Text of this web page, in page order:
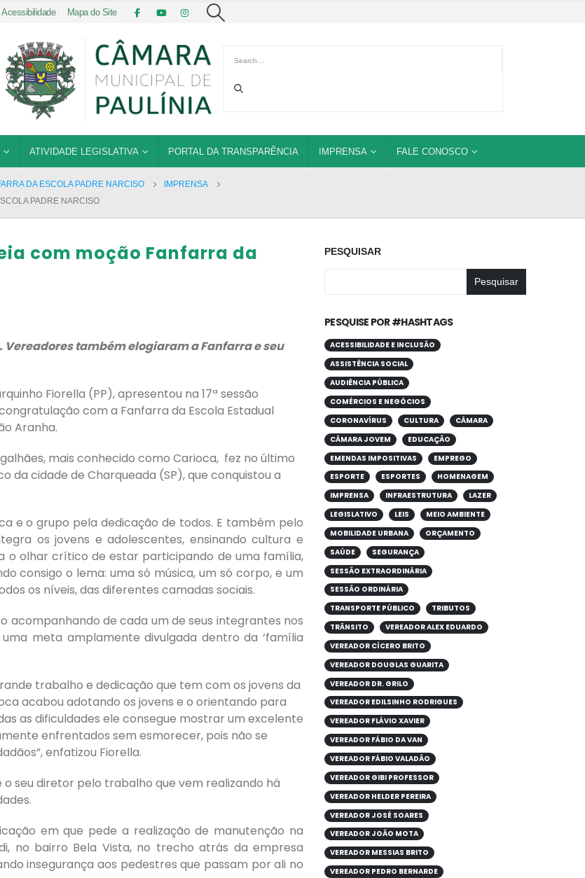
Acessibilidade| Mapa do Site
ATIVIDADE LEGISLATIVA PORTAL DA TRANSPARÊNCIA IMPRENSA FALE CONOSCO
DA ESCOLA PADRE NARCISO
IMPRENSA
PADRE NARCISO
com moção Fanfarra da
também elogiaram a Fanfarra e seu
Fiorella (PP), apresentou na 17ª sessão
com a Fanfarra da Escola Estadual
Aranha.
mais conhecido como Carioca, fez no último
da cidade de Charqueada (SP), que conquistou a
e o grupo pela dedicação de todos. E também pelo
os jovens e adolescentes, ensinando cultura e
o olhar crítico de estar participando de uma família,
consigo o lema: uma só música, um só corpo, e um
os níveis, das diferentes camadas sociais.
acompanhando de cada um de seus integrantes nos
meta amplamente divulgada dentro da ‘família
trabalho e dedicação que tem com os jovens da
acabou adotando os jovens e o orientando para
as dificuldades ele consegue mostrar um excelente
enfrentados sem esmorecer, pois não se
enfatizou Fiorella.
seu diretor pelo trabalho que vem realizando há
em que pede a realização de manutenção na
no bairro Bela Vista, no trecho atrás da empresa
insegurança aos pedestres que passam por ali no
PESQUISAR
Pesquisar
PESQUISE POR #HASHTAGS
ACESSIBILIDADE E INCLUSÃO
ASSISTÊNCIA SOCIAL
AUDIÊNCIA PÚBLICA
COMÉRCIOS E NEGÓCIOS
CORONAVÍRUS
CULTURA
CÂMARA
CÂMARA JOVEM
EDUCAÇÃO
EMENDAS IMPOSITIVAS
EMPREGO
ESPORTE
ESPORTES
HOMENAGEM
IMPRENSA
INFRAESTRUTURA
LAZER
LEGISLATIVO
LEIS
MEIO AMBIENTE
MOBILIDADE URBANA
ORÇAMENTO
SAÚDE
SEGURANÇA
SESSÃO EXTRAORDINÁRIA
SESSÃO ORDINÁRIA
TRANSPORTE PÚBLICO
TRIBUTOS
TRÂNSITO
VEREADOR ALEX EDUARDO
VEREADOR CÍCERO BRITO
VEREADOR DOUGLAS GUARITA
VEREADOR DR. GRILO
VEREADOR EDILSINHO RODRIGUES
VEREADOR FLÁVIO XAVIER
VEREADOR FÁBIO DA VAN
VEREADOR FÁBIO VALADÃO
VEREADOR GIBI PROFESSOR
VEREADOR HELDER PEREIRA
VEREADOR JOSÉ SOARES
VEREADOR JOÃO MOTA
VEREADOR MESSIAS BRITO
VEREADOR PEDRO BERNARDE